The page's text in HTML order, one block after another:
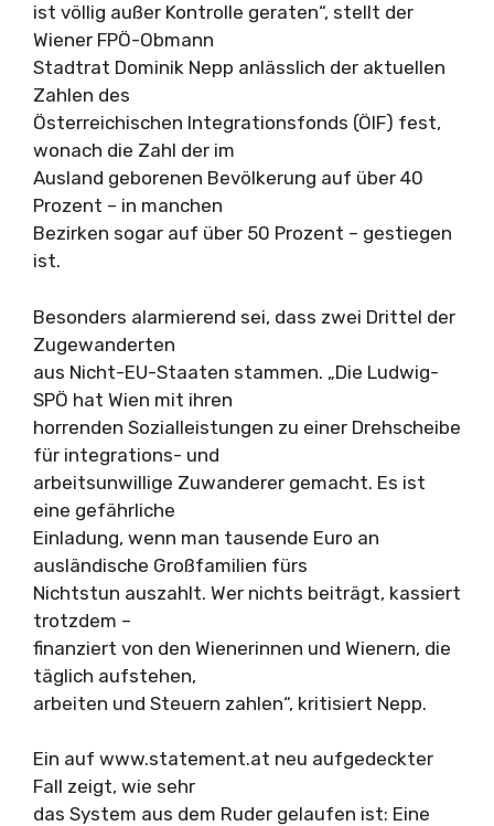
ist völlig außer Kontrolle geraten“, stellt der
Wiener FPÖ-Obmann
Stadtrat Dominik Nepp anlässlich der aktuellen
Zahlen des
Österreichischen Integrationsfonds (ÖIF) fest,
wonach die Zahl der im
Ausland geborenen Bevölkerung auf über 40
Prozent – in manchen
Bezirken sogar auf über 50 Prozent – gestiegen
ist.
Besonders alarmierend sei, dass zwei Drittel der
Zugewanderten
aus Nicht-EU-Staaten stammen. „Die Ludwig-
SPÖ hat Wien mit ihren
horrenden Sozialleistungen zu einer Drehscheibe
für integrations- und
arbeitsunwillige Zuwanderer gemacht. Es ist
eine gefährliche
Einladung, wenn man tausende Euro an
ausländische Großfamilien fürs
Nichtstun auszahlt. Wer nichts beiträgt, kassiert
trotzdem –
finanziert von den Wienerinnen und Wienern, die
täglich aufstehen,
arbeiten und Steuern zahlen“, kritisiert Nepp.
Ein auf www.statement.at neu aufgedeckter
Fall zeigt, wie sehr
das System aus dem Ruder gelaufen ist: Eine